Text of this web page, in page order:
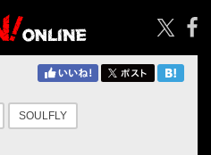
SOULFLY